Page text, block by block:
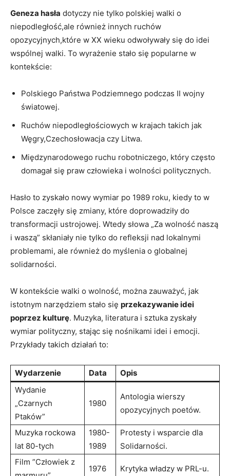
Geneza hasła dotyczy nie tylko polskiej walki o
niepodległość,ale również innych ruchów
opozycyjnych,które w XX wieku odwoływały ​się do idei
wspólnej walki. To ⁣wyrażenie stało się popularne w
kontekście:
Polskiego Państwa Podziemnego podczas II wojny
światowej.
Ruchów niepodległościowych w krajach takich jak
Węgry,Czechosłowacja czy Litwa.
Międzynarodowego ruchu robotniczego, który często
domagał się‌ praw człowieka i wolności politycznych.
Hasło to zyskało nowy wymiar ⁤po 1989 roku, kiedy to ‌w
Polsce zaczęły się ‍zmiany, które doprowadziły do
transformacji ustrojowej. Wtedy słowa „Za wolność naszą
i waszą” skłaniały nie tylko do⁣ refleksji nad lokalnymi
problemami, ale‍ również⁢ do myślenia o globalnej
solidarności.
W⁤ kontekście walki o ​wolność, ⁣można zauważyć, jak
istotnym narzędziem stało się przekazywanie ⁢idei
poprzez kulturę. Muzyka, literatura i sztuka ⁢zyskały
wymiar polityczny, stając się nośnikami idei i emocji.
Przykłady takich działań to:
Wydarzenie Data
Opis
Wydanie
„Czarnych
Ptaków”
1980
Antologia wierszy
opozycyjnych‌ poetów.
Muzyka rockowa
lat 80-tych
1980-
1989
Protesty i wsparcie dla⁣
Solidarności.
Film ‍”Człowiek z
1976 Krytyka władzy ⁢w⁣ PRL-u.